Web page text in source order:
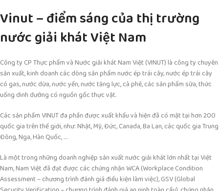
Vinut – điểm sáng của thị trường
nước giải khát Việt Nam
Công ty CP Thực phẩm và Nước giải khát Nam Việt (VINUT) là công ty chuyên
sản xuất, kinh doanh các dòng sản phẩm nước ép trái cây, nước ép trái cây
có gas, nước dừa, nước yến, nước tăng lực, cà phê, các sản phẩm sữa, thức
uống dinh dưỡng có nguồn gốc thực vật.
Các sản phẩm VINUT đa phần được xuất khẩu và hiện đã có mặt tại hơn 200
quốc gia trên thế giới, như: Nhật, Mỹ, Đức, Canada, Ba Lan, các quốc gia Trung
Đông, Nga, Hàn Quốc, …
Là một trong những doanh nghiệp sản xuất nước giải khát lớn nhất tại Việt
Nam, Nam Việt đã đạt được các chứng nhận WCA (Workplace Condition
Assessment – chương trình đánh giá điều kiện làm việc), GSV (Global